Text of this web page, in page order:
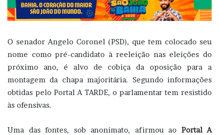
O senador Angelo Coronel (PSD), que tem colocado seu
nome como pré-candidato à reeleição nas eleições do
próximo ano, é alvo de cobiça da oposição para a
montagem da chapa majoritária. Segundo informações
obtidas pelo Portal A TARDE, o parlamentar tem resistido
às ofensivas.
Uma das fontes, sob anonimato, afirmou ao Portal A